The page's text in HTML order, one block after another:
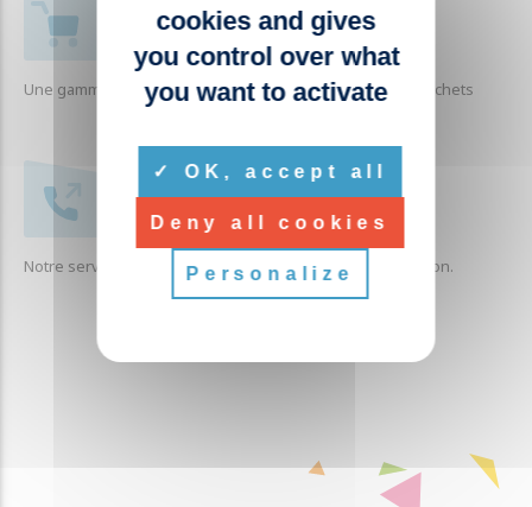
+ 1000 RÉFÉRENCES
Une gamme complète de produits liés à la collecte des déchets
SERVICE CLIENTÈLE
Notre service clients est à votre écoute pour toute question.
cookies and gives
you control over what
you want to activate
OK, accept all
Deny all cookies
Personalize